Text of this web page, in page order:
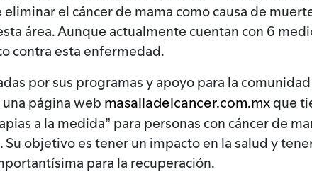
el cáncer de mama como causa de
área. Aunque actualmente cuentan con 6
contra esta enfermedad.
por sus programas y apoyo para la
página web masalladelcancer.com.mxque
a la medida” para personas con cáncer de
objetivo es tener un impacto en la salud y
para la recuperación.